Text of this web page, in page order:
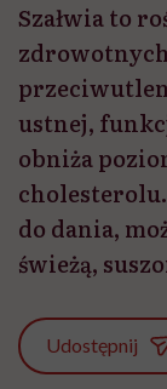
Szałwia to
ustnej,
obniża
do dania,
świeżą,
Udostępnij